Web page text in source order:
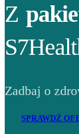
Z
Zadbaj o
SPRAWDŹ